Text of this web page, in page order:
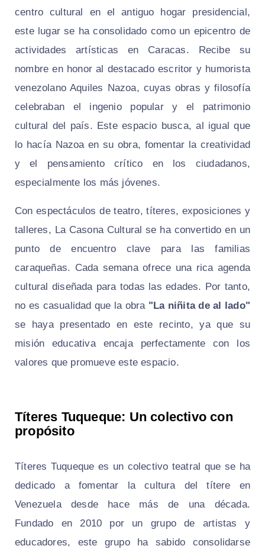
centro cultural en el antiguo hogar presidencial,
este lugar se ha consolidado como un epicentro de
actividades artísticas en Caracas. Recibe su
nombre en honor al destacado escritor y humorista
venezolano Aquiles Nazoa, cuyas obras y filosofía
celebraban el ingenio popular y el patrimonio
cultural del país. Este espacio busca, al igual que
lo hacía Nazoa en su obra, fomentar la creatividad
y el pensamiento crítico en los ciudadanos,
especialmente los más jóvenes.
Con espectáculos de teatro, títeres, exposiciones y
talleres, La Casona Cultural se ha convertido en un
punto de encuentro clave para las familias
caraqueñas. Cada semana ofrece una rica agenda
cultural diseñada para todas las edades. Por tanto,
no es casualidad que la obra "La niñita de al lado"
se haya presentado en este recinto, ya que su
misión educativa encaja perfectamente con los
valores que promueve este espacio.
Títeres Tuqueque: Un colectivo con
propósito
Títeres Tuqueque es un colectivo teatral que se ha
dedicado a fomentar la cultura del títere en
Venezuela desde hace más de una década.
Fundado en 2010 por un grupo de artistas y
educadores, este grupo ha sabido consolidarse